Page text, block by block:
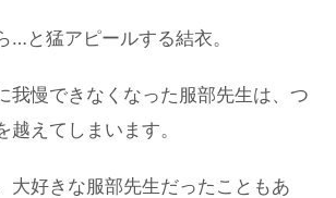
…と猛アピールする結衣。
我慢できなくなった服部先生は、つ
越えてしまいます。
大好きな服部先生だったこともあ